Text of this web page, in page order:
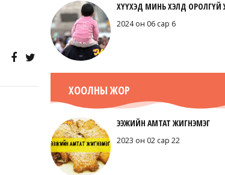
ХҮҮХЭД МИНЬ ХЭЛД ОРОЛГҮЙ
2024 он 06 сар 6
ХООЛНЫ ЖОР
ЭЭЖИЙН АМТАТ ЖИГНЭМЭГ
2023 он 02 сар 22